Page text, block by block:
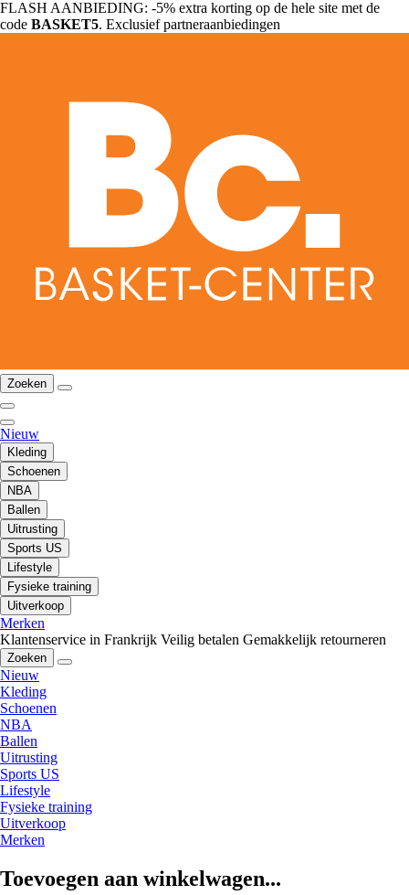
FLASH AANBIEDING: -5% extra korting op de hele site met de
code BASKET5. Exclusief partneraanbiedingen
Zoeken
Nieuw
Kleding
Schoenen
NBA
Ballen
Uitrusting
Sports US
Lifestyle
Fysieke training
Uitverkoop
Merken
Klantenservice in Frankrijk Veilig betalen Gemakkelijk retourneren
Zoeken
Nieuw
Kleding
Schoenen
NBA
Ballen
Uitrusting
Sports US
Lifestyle
Fysieke training
Uitverkoop
Merken
Toevoegen aan winkelwagen...